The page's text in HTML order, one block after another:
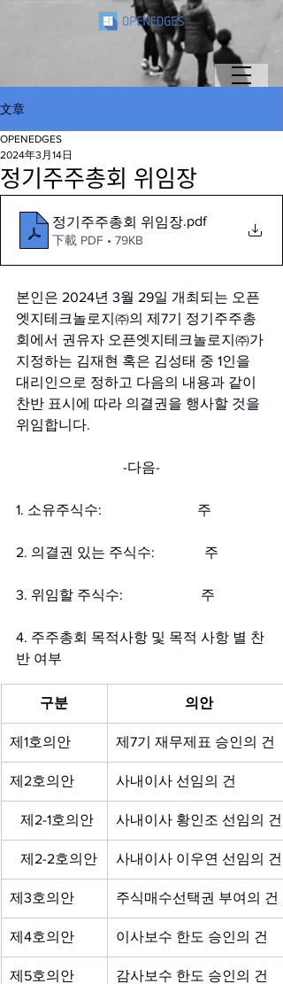
文章
정기주주총회 위임장
OPENEDGES
2024年3月14日
정기주주총회 위임장.pdf
下載 PDF • 79KB
본인은 2024년 3월 29일 개최되는 오픈
엣지테크놀로지㈜의 제7기 정기주주총
회에서 권유자 오픈엣지테크놀로지㈜가
지정하는 김재현 혹은 김성태 중 1인을
대리인으로 정하고 다음의 내용과 같이
찬반 표시에 따라 의결권을 행사할 것을
위임합니다.
-다음-
1. 소유주식수:                           주
2. 의결권 있는 주식수:              주
3. 위임할 주식수:                      주
4. 주주총회 목적사항 및 목적 사항 별 찬
반 여부
구분 의안
제1호의안 제7기 재무제표 승인의 건
제2호의안 사내이사 선임의 건
   제2-1호의안
사내이사 황인조 선임의 건
   제2-2호의안
사내이사 이우연 선임의 건
제3호의안 주식매수선택권 부여의 건
제4호의안 이사보수 한도 승인의 건
제5호의안 감사보수 한도 승인의 건